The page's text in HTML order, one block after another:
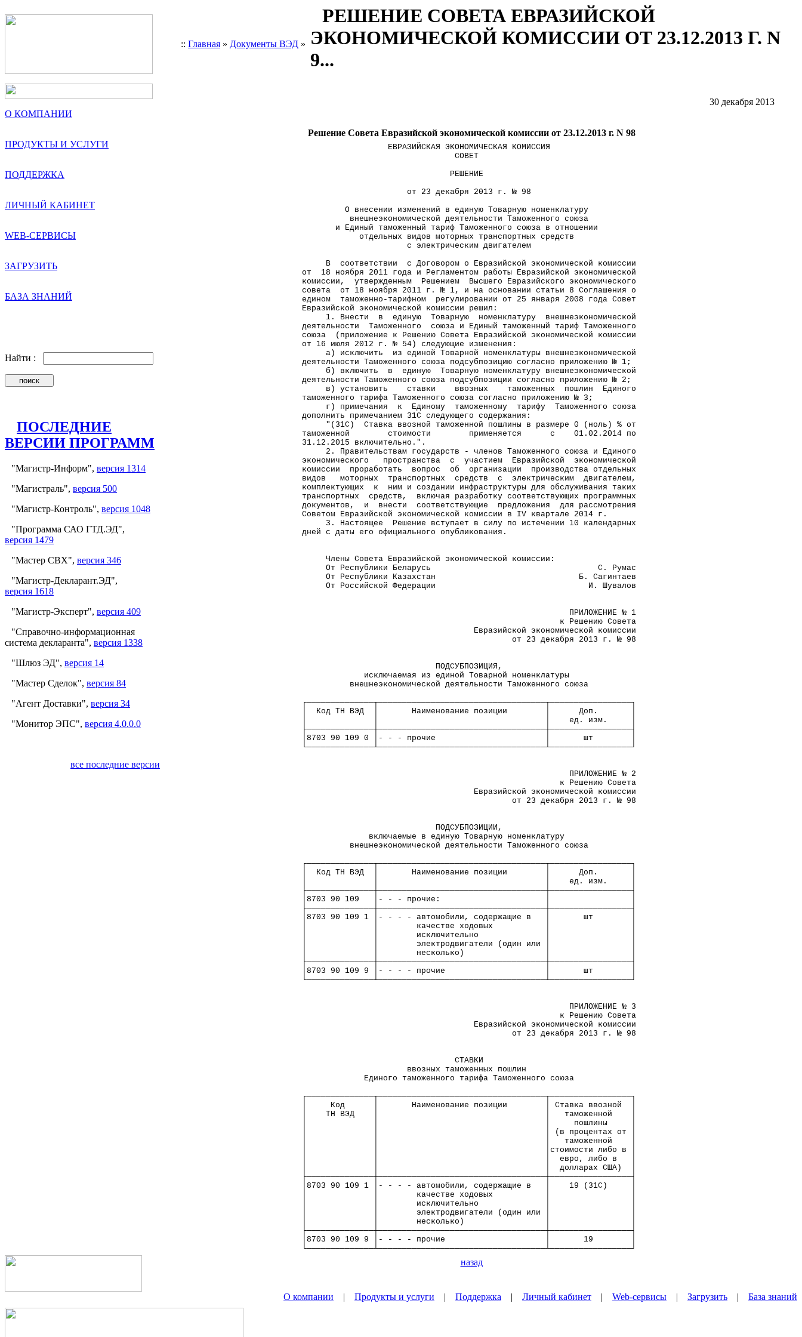
:: Главная » Документы ВЭД »
РЕШЕНИЕ СОВЕТА ЕВРАЗИЙСКОЙ
ЭКОНОМИЧЕСКОЙ КОМИССИИ ОТ 23.12.2013 Г. N
9...
О КОМПАНИИ
ПРОДУКТЫ И УСЛУГИ
ПОДДЕРЖКА
ЛИЧНЫЙ КАБИНЕТ
WEB-СЕРВИСЫ
ЗАГРУЗИТЬ
БАЗА ЗНАНИЙ
Найти :
ПОСЛЕДНИЕ
ВЕРСИИ ПРОГРАММ
"Магистр-Информ", версия 1314
"Магистраль", версия 500
"Магистр-Контроль", версия 1048
"Программа САО ГТД.ЭД",
версия 1479
"Мастер СВХ", версия 346
"Магистр-Декларант.ЭД",
версия 1618
"Магистр-Эксперт", версия 409
"Справочно-информационная
система декларанта", версия 1338
"Шлюз ЭД", версия 14
"Мастер Сделок", версия 84
"Агент Доставки", версия 34
"Монитор ЭПС", версия 4.0.0.0
все последние версии
30 декабря 2013
Решение Совета Евразийской экономической комиссии от 23.12.2013 г. N 98
                  ЕВРАЗИЙСКАЯ ЭКОНОМИЧЕСКАЯ КОМИССИЯ
                                СОВЕТ
                               РЕШЕНИЕ
                      от 23 декабря 2013 г. № 98
         О внесении изменений в единую Товарную номенклатуру
          внешнеэкономической деятельности Таможенного союза
       и Единый таможенный тариф Таможенного союза в отношении
            отдельных видов моторных транспортных средств
                      с электрическим двигателем
     В  соответствии  с Договором о Евразийской экономической комиссии
от  18 ноября 2011 года и Регламентом работы Евразийской экономической
комиссии,  утвержденным  Решением  Высшего Евразийского экономического
совета  от 18 ноября 2011 г. № 1, и на основании статьи 8 Соглашения о
едином  таможенно-тарифном  регулировании от 25 января 2008 года Совет
Евразийской экономической комиссии решил:
     1. Внести  в  единую  Товарную  номенклатуру  внешнеэкономической
деятельности  Таможенного  союза и Единый таможенный тариф Таможенного
союза  (приложение к Решению Совета Евразийской экономической комиссии
от 16 июля 2012 г. № 54) следующие изменения:
     а) исключить  из единой Товарной номенклатуры внешнеэкономической
деятельности Таможенного союза подсубпозицию согласно приложению № 1;
     б) включить  в  единую  Товарную номенклатуру внешнеэкономической
деятельности Таможенного союза подсубпозиции согласно приложению № 2;
     в) установить    ставки    ввозных    таможенных  пошлин  Единого
таможенного тарифа Таможенного союза согласно приложению № 3;
     г) примечания  к  Единому  таможенному  тарифу  Таможенного союза
дополнить примечанием 31С следующего содержания:
     "(31С)  Ставка ввозной таможенной пошлины в размере 0 (ноль) % от
таможенной        стоимости        применяется      с    01.02.2014 по
31.12.2015 включительно.".
     2. Правительствам государств - членов Таможенного союза и Единого
экономического   пространства  с  участием  Евразийской  экономической
комиссии  проработать  вопрос  об  организации  производства отдельных
видов   моторных  транспортных  средств  с  электрическим  двигателем,
комплектующих  к  ним и создании инфраструктуры для обслуживания таких
транспортных  средств,  включая разработку соответствующих программных
документов,  и  внести  соответствующие  предложения  для рассмотрения
Советом Евразийской экономической комиссии в IV квартале 2014 г.
     3. Настоящее  Решение вступает в силу по истечении 10 календарных
дней с даты его официального опубликования.
     Члены Совета Евразийской экономической комиссии:
     От Республики Беларусь                                   С. Румас
     От Республики Казахстан                              Б. Сагинтаев
     От Российской Федерации                                И. Шувалов
                                                        ПРИЛОЖЕНИЕ № 1
                                                      к Решению Совета
                                    Евразийской экономической комиссии
                                            от 23 декабря 2013 г. № 98
                            ПОДСУБПОЗИЦИЯ,
             исключаемая из единой Товарной номенклатуры
          внешнеэкономической деятельности Таможенного союза
┌──────────────┬───────────────────────────────────┬─────────────────┐
│  Код ТН ВЭД  │       Наименование позиции        │      Доп.       │
│              │                                   │    ед. изм.     │
├──────────────┼───────────────────────────────────┼─────────────────┤
│8703 90 109 0 │- - - прочие                       │       шт        │
└──────────────┴───────────────────────────────────┴─────────────────┘
                                                        ПРИЛОЖЕНИЕ № 2
                                                      к Решению Совета
                                    Евразийской экономической комиссии
                                            от 23 декабря 2013 г. № 98
                            ПОДСУБПОЗИЦИИ,
              включаемые в единую Товарную номенклатуру
          внешнеэкономической деятельности Таможенного союза
┌──────────────┬───────────────────────────────────┬─────────────────┐
│  Код ТН ВЭД  │       Наименование позиции        │      Доп.       │
│              │                                   │    ед. изм.     │
├──────────────┼───────────────────────────────────┼─────────────────┤
│8703 90 109   │- - - прочие:                      │                 │
├──────────────┼───────────────────────────────────┼─────────────────┤
│8703 90 109 1 │- - - - автомобили, содержащие в   │       шт        │
│              │        качестве ходовых           │                 │
│              │        исключительно              │                 │
│              │        электродвигатели (один или │                 │
│              │        несколько)                 │                 │
├──────────────┼───────────────────────────────────┼─────────────────┤
│8703 90 109 9 │- - - - прочие                     │       шт        │
└──────────────┴───────────────────────────────────┴─────────────────┘
                                                        ПРИЛОЖЕНИЕ № 3
                                                      к Решению Совета
                                    Евразийской экономической комиссии
                                            от 23 декабря 2013 г. № 98
                                СТАВКИ
                      ввозных таможенных пошлин
             Единого таможенного тарифа Таможенного союза
┌──────────────┬───────────────────────────────────┬─────────────────┐
│     Код      │       Наименование позиции        │ Ставка ввозной  │
│    ТН ВЭД    │                                   │   таможенной    │
│              │                                   │     пошлины     │
│              │                                   │ (в процентах от │
│              │                                   │   таможенной    │
│              │                                   │стоимости либо в │
│              │                                   │  евро, либо в   │
│              │                                   │  долларах США)  │
├──────────────┼───────────────────────────────────┼─────────────────┤
│8703 90 109 1 │- - - - автомобили, содержащие в   │    19 (31С)     │
│              │        качестве ходовых           │                 │
│              │        исключительно              │                 │
│              │        электродвигатели (один или │                 │
│              │        несколько)                 │                 │
├──────────────┼───────────────────────────────────┼─────────────────┤
│8703 90 109 9 │- - - - прочие                     │       19        │
└──────────────┴───────────────────────────────────┴─────────────────┘
назад
О компании | Продукты и услуги | Поддержка | Личный кабинет | Web-сервисы | Загрузить | База знаний